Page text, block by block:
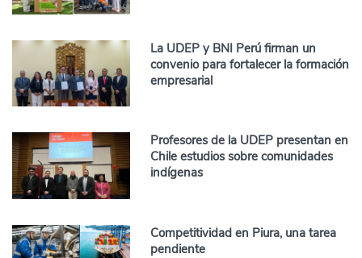
La UDEP y BNI Perú firman un
convenio para fortalecer la formación
empresarial
Profesores de la UDEP presentan en
Chile estudios sobre comunidades
indígenas
Competitividad en Piura, una tarea
pendiente